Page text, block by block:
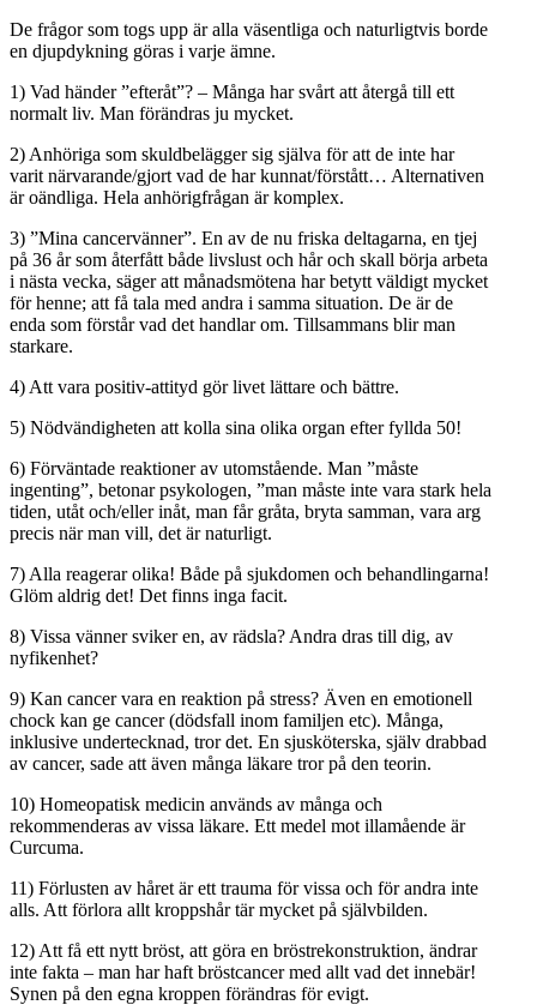
De frågor som togs upp är alla väsentliga och naturligtvis borde
en djupdykning göras i varje ämne.
1) Vad händer ”efteråt”? – Många har svårt att återgå till ett
normalt liv. Man förändras ju mycket.
2) Anhöriga som skuldbelägger sig själva för att de inte har
varit närvarande/gjort vad de har kunnat/förstått… Alternativen
är oändliga. Hela anhörigfrågan är komplex.
3) ”Mina cancervänner”. En av de nu friska deltagarna, en tjej
på 36 år som återfått både livslust och hår och skall börja arbeta
i nästa vecka, säger att månadsmötena har betytt väldigt mycket
för henne; att få tala med andra i samma situation. De är de
enda som förstår vad det handlar om. Tillsammans blir man
starkare.
4) Att vara positiv-attityd gör livet lättare och bättre.
5) Nödvändigheten att kolla sina olika organ efter fyllda 50!
6) Förväntade reaktioner av utomstående. Man ”måste
ingenting”, betonar psykologen, ”man måste inte vara stark hela
tiden, utåt och/eller inåt, man får gråta, bryta samman, vara arg
precis när man vill, det är naturligt.
7) Alla reagerar olika! Både på sjukdomen och behandlingarna!
Glöm aldrig det! Det finns inga facit.
8) Vissa vänner sviker en, av rädsla? Andra dras till dig, av
nyfikenhet?
9) Kan cancer vara en reaktion på stress? Även en emotionell
chock kan ge cancer (dödsfall inom familjen etc). Många,
inklusive undertecknad, tror det. En sjusköterska, själv drabbad
av cancer, sade att även många läkare tror på den teorin.
10) Homeopatisk medicin används av många och
rekommenderas av vissa läkare. Ett medel mot illamående är
Curcuma.
11) Förlusten av håret är ett trauma för vissa och för andra inte
alls. Att förlora allt kroppshår tär mycket på självbilden.
12) Att få ett nytt bröst, att göra en bröstrekonstruktion, ändrar
inte fakta – man har haft bröstcancer med allt vad det innebär!
Synen på den egna kroppen förändras för evigt.